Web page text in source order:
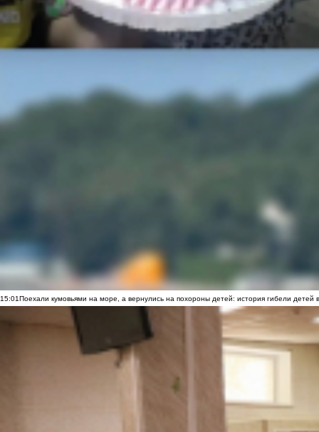
15:01Поехали кумовьями на море, а вернулись на похороны детей: история гибели детей